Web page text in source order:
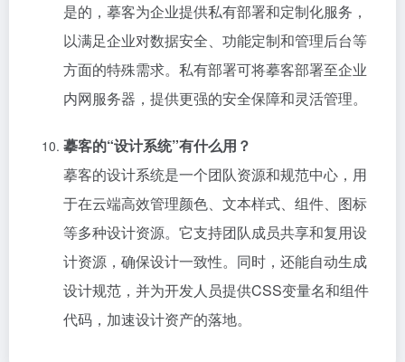
是的，摹客为企业提供私有部署和定制化服务，
以满足企业对数据安全、功能定制和管理后台等
方面的特殊需求。私有部署可将摹客部署至企业
内网服务器，提供更强的安全保障和灵活管理。
摹客的“设计系统”有什么用？
摹客的设计系统是一个团队资源和规范中心，用
于在云端高效管理颜色、文本样式、组件、图标
等多种设计资源。它支持团队成员共享和复用设
计资源，确保设计一致性。同时，还能自动生成
设计规范，并为开发人员提供CSS变量名和组件
代码，加速设计资产的落地。